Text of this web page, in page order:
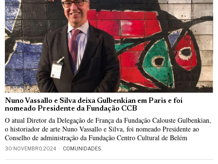
Nuno Vassallo e Silva deixa Gulbenkian em Paris e foi
nomeado Presidente da Fundação CCB
O atual Diretor da Delegação de França da Fundação Calouste Gulbenkian,
o historiador de arte Nuno Vassallo e Silva, foi nomeado Presidente ao
Conselho de administração da Fundação Centro Cultural de Belém
30 NOVEMBRO, 2024 COMUNIDADES